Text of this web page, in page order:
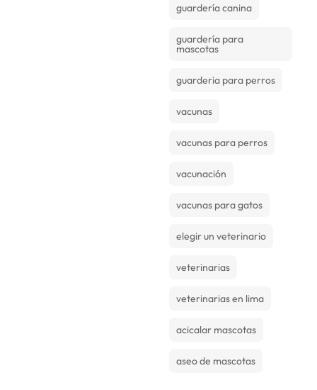
guardería canina
guardería para
mascotas
guarderia para perros
vacunas
vacunas para perros
vacunación
vacunas para gatos
elegir un veterinario
veterinarias
veterinarias en lima
acicalar mascotas
aseo de mascotas